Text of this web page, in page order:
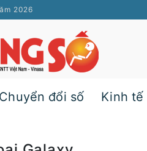
2026
Chuyển đổi số Kinh tế